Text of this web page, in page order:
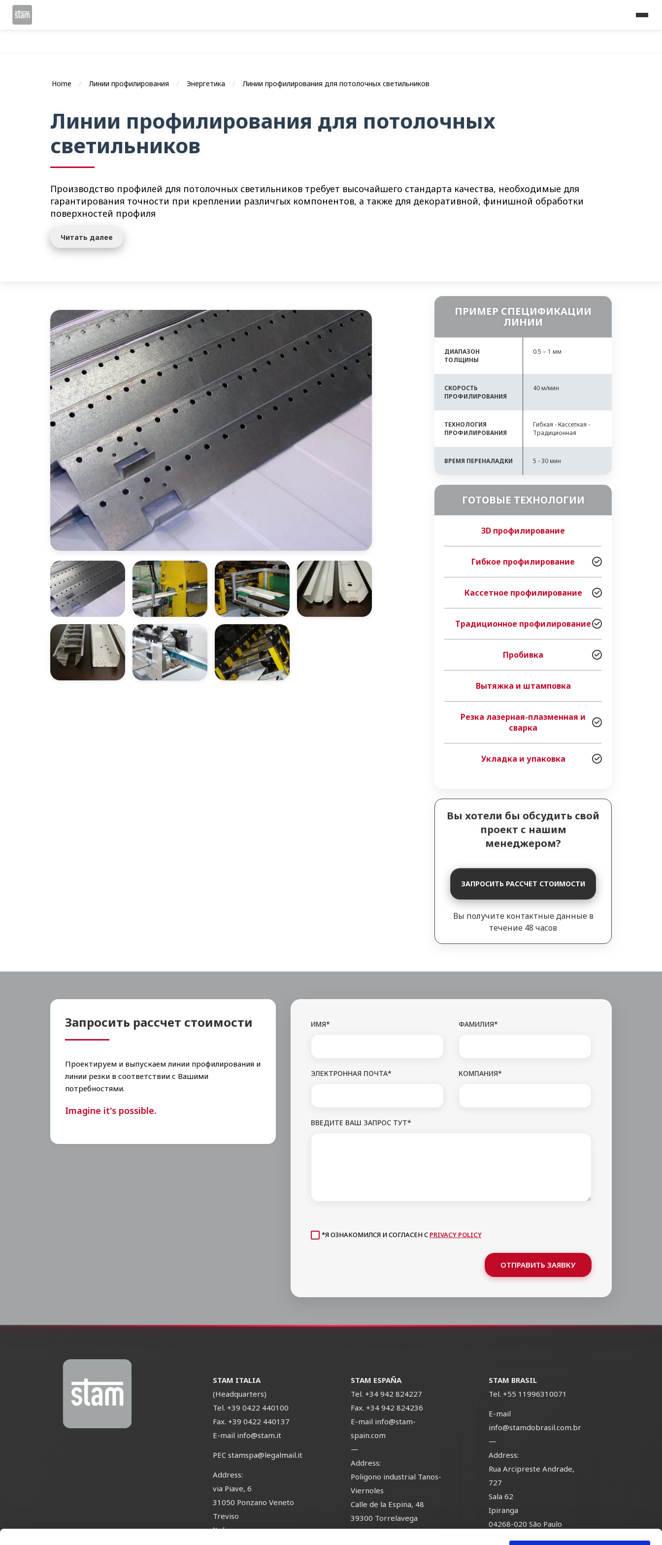
Home Линии профилирования Энергетика Линии профилирования для потолочных светильников
Линии профилирования для потолочных
светильников
Производство профилей для потолочных светильников требует высочайшего стандарта качества, необходимые для
гарантирования точности при креплении различгых компонентов, а также для декоративной, финишной обработки
поверхностей профиля
Читать далее
ОТКРЫТЬ ФОТОГАЛЕРЕЮ
ПРИМЕР СПЕЦИФИКАЦИИ
ЛИНИИ
ДИАПАЗОН
ТОЛЩИНЫ
0.5 – 1 мм
СКОРОСТЬ
ПРОФИЛИРОВАНИЯ
40 м/мин
ТЕХНОЛОГИЯ
ПРОФИЛИРОВАНИЯ
Гибкая - Кассетная -
Традиционная
ВРЕМЯ ПЕРЕНАЛАДКИ 5 - 30 мин
ГОТОВЫЕ ТЕХНОЛОГИИ
3D профилирование
Гибкое профилирование
Кассетное профилирование
Традиционное профилирование
Пробивка
Вытяжка и штамповка
Резка лазерная-плазменная и
сварка
Укладка и упаковка
Вы хотели бы обсудить свой
проект с нашим
менеджером?
ЗАПРОСИТЬ РАССЧЕТ СТОИМОСТИ
Вы получите контактные данные в
течение 48 часов
Запросить рассчет стоимости
Проектируем и выпускаем линии профилирования и
линии резки в соответствии с Вашими
потребностями.
Imagine it's possible.
ИМЯ* ФАМИЛИЯ*
ЭЛЕКТРОННАЯ ПОЧТА* КОМПАНИЯ*
ВВЕДИТЕ ВАШ ЗАПРОС ТУТ*
*Я ОЗНАКОМИЛСЯ И СОГЛАСЕН С PRIVACY POLICY
ОТПРАВИТЬ ЗАЯВКУ
STAM ITALIA
(Headquarters)
Tel. +39 0422 440100
Fax. +39 0422 440137
E-mail info@stam.it
PECstamspa@legalmail.it
Address:
via Piave, 6
31050 Ponzano Veneto
Treviso
Italia
STAM ESPAÑA
Tel. +34 942 824227
Fax. +34 942 824236
E-mail info@stam-
spain.com
—
Address:
Poligono industrial Tanos-
Viernoles
Calle de la Espina, 48
39300 Torrelavega
Cantabria
STAM BRASIL
Tel. +55 11996310071
E-mail
info@stamdobrasil.com.br
—
Address:
Rua Arcipreste Andrade,
727
Sala 62
Ipiranga
04268-020 São Paulo